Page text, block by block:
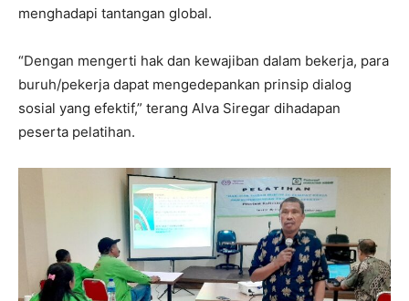
menghadapi tantangan global.
“Dengan mengerti hak dan kewajiban dalam bekerja, para
buruh/pekerja dapat mengedepankan prinsip dialog
sosial yang efektif,” terang Alva Siregar dihadapan
peserta pelatihan.